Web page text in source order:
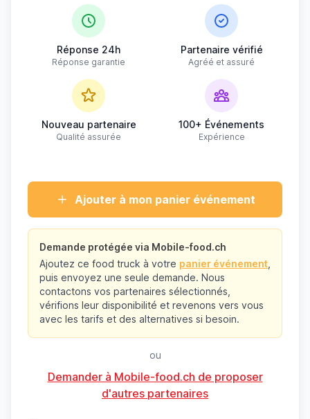
Réponse 24h
Réponse garantie
Partenaire vérifié
Agréé et assuré
Nouveau partenaire
Qualité assurée
100+ Événements
Expérience
Ajouter à mon panier événement
Demande protégée via Mobile-food.ch
Ajoutez ce food truck à votre panier événement
puis envoyez une seule demande. Nous
contactons vos partenaires sélectionnés,
vérifions leur disponibilité et revenons vers vous
avec les tarifs et des alternatives si besoin.
ou
Demander à Mobile-food.ch de proposer
d'autres partenaires